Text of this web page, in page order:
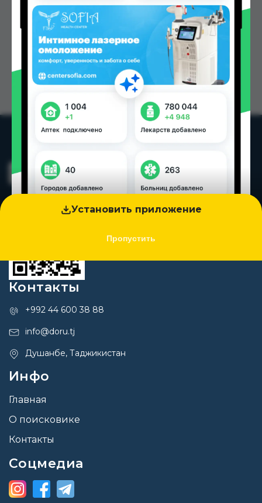
Установить приложение
Пропустить
Контакты
+992 44 600 38 88
info@doru.tj
Душанбе, Таджикистан
Инфо
Главная
О поисковике
Контакты
Соцмедиа